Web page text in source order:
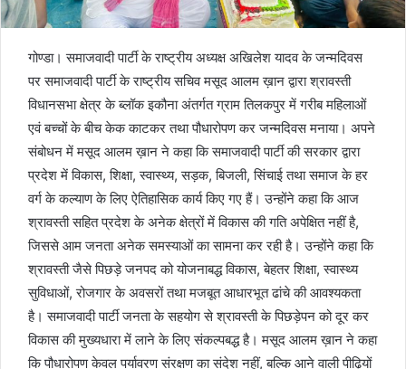
गोण्डा। समाजवादी पार्टी के राष्ट्रीय अध्यक्ष अखिलेश यादव के जन्मदिवस
पर समाजवादी पार्टी के राष्ट्रीय सचिव मसूद आलम ख़ान द्वारा श्रावस्ती
विधानसभा क्षेत्र के ब्लॉक इकौना अंतर्गत ग्राम तिलकपुर में गरीब महिलाओं
एवं बच्चों के बीच केक काटकर तथा पौधारोपण कर जन्मदिवस मनाया। अपने
संबोधन में मसूद आलम ख़ान ने कहा कि समाजवादी पार्टी की सरकार द्वारा
प्रदेश में विकास, शिक्षा, स्वास्थ्य, सड़क, बिजली, सिंचाई तथा समाज के हर
वर्ग के कल्याण के लिए ऐतिहासिक कार्य किए गए हैं। उन्होंने कहा कि आज
श्रावस्ती सहित प्रदेश के अनेक क्षेत्रों में विकास की गति अपेक्षित नहीं है,
जिससे आम जनता अनेक समस्याओं का सामना कर रही है। उन्होंने कहा कि
श्रावस्ती जैसे पिछड़े जनपद को योजनाबद्ध विकास, बेहतर शिक्षा, स्वास्थ्य
सुविधाओं, रोजगार के अवसरों तथा मजबूत आधारभूत ढांचे की आवश्यकता
है। समाजवादी पार्टी जनता के सहयोग से श्रावस्ती के पिछड़ेपन को दूर कर
विकास की मुख्यधारा में लाने के लिए संकल्पबद्ध है। मसूद आलम ख़ान ने कहा
कि पौधारोपण केवल पर्यावरण संरक्षण का संदेश नहीं, बल्कि आने वाली पीढ़ियों